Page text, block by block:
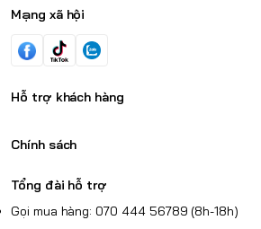
Mạng xã hội
Hỗ trợ khách hàng
Chính sách
Tổng đài hỗ trợ
Gọi mua hàng: 070 444 56789 (8h-18h)